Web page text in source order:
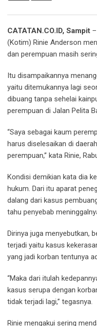
CATATAN.CO.ID, Sampit
(Kotim) Rinie Anderson
dan perempuan masih
Itu disampaikannya
yaitu ditemukannya lagi
dibuang tanpa sehelai
perempuan di Jalan Pelita
“Saya sebagai kaum
harus diselesaikan di
perempuan,” kata Rinie,
Kondisi demikian kata dia
hukum. Dari itu aparat
dalang dari kasus
tahu penyebab
Dirinya juga menyebutkan,
terjadi yaitu kasus
yang jadi korban tentunya
“Maka dari itulah
kasus serupa dengan
tidak terjadi lagi,” tegasnya.
Rinie mengakui sering